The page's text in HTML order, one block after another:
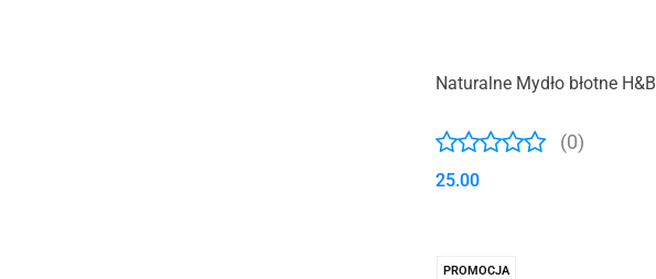
Naturalne Mydło błotne H&B
(0)
25.00
PROMOCJA